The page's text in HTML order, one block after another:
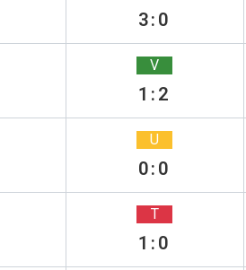
3:0
V
1:2
U
0:0
T
1:0